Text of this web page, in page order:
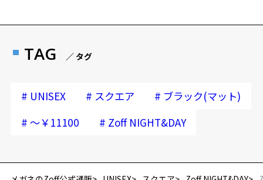
TAG ／ タグ
# UNISEX # スクエア # ブラック(マット)
# ～￥11100 # Zoff NIGHT&DAY